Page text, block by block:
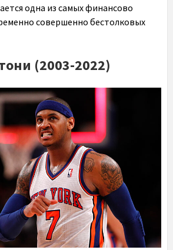
одна из самых финансово
совершенно бестолковых
(2003-2022)